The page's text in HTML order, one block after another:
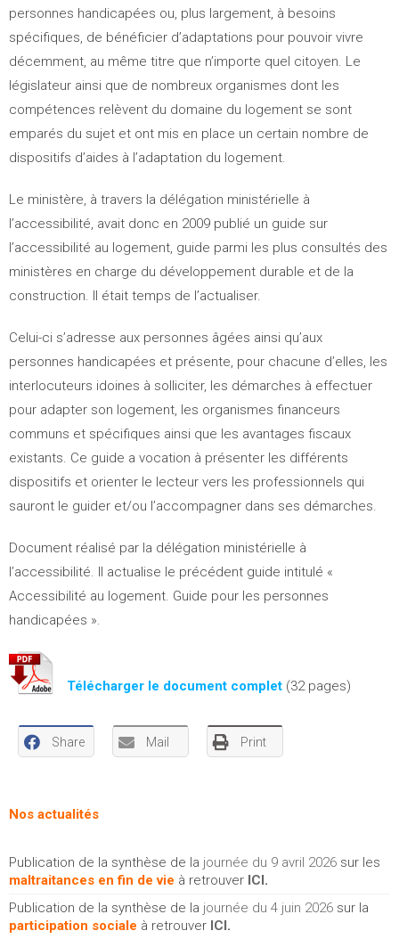
personnes handicapées ou, plus largement, à besoins
spécifiques, de bénéficier d’adaptations pour pouvoir vivre
décemment, au même titre que n’importe quel citoyen. Le
législateur ainsi que de nombreux organismes dont les
compétences relèvent du domaine du logement se sont
emparés du sujet et ont mis en place un certain nombre de
dispositifs d’aides à l’adaptation du logement.
Le ministère, à travers la délégation ministérielle à
l’accessibilité, avait donc en 2009 publié un guide sur
l’accessibilité au logement, guide parmi les plus consultés des
ministères en charge du développement durable et de la
construction. Il était temps de l’actualiser.
Celui-ci s’adresse aux personnes âgées ainsi qu’aux
personnes handicapées et présente, pour chacune d’elles, les
interlocuteurs idoines à solliciter, les démarches à effectuer
pour adapter son logement, les organismes financeurs
communs et spécifiques ainsi que les avantages fiscaux
existants. Ce guide a vocation à présenter les différents
dispositifs et orienter le lecteur vers les professionnels qui
sauront le guider et/ou l’accompagner dans ses démarches.
Document réalisé par la délégation ministérielle à
l’accessibilité. Il actualise le précédent guide intitulé «
Accessibilité au logement. Guide pour les personnes
handicapées ».
Télécharger le document complet (32 pages)
Share Mail Print
Nos actualités
Publication de la synthèse de la journée du 9 avril 2026 sur les
maltraitances en fin de vie à retrouver ICI.
Publication de la synthèse de la journée du 4 juin 2026 sur la
participation sociale à retrouver ICI.